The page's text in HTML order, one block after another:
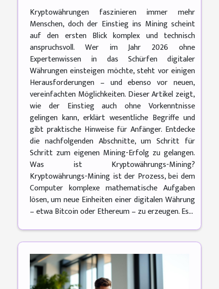
Kryptowährungen faszinieren immer mehr
Menschen, doch der Einstieg ins Mining scheint
auf den ersten Blick komplex und technisch
anspruchsvoll. Wer im Jahr 2026 ohne
Expertenwissen in das Schürfen digitaler
Währungen einsteigen möchte, steht vor einigen
Herausforderungen – und ebenso vor neuen,
vereinfachten Möglichkeiten. Dieser Artikel zeigt,
wie der Einstieg auch ohne Vorkenntnisse
gelingen kann, erklärt wesentliche Begriffe und
gibt praktische Hinweise für Anfänger. Entdecke
die nachfolgenden Abschnitte, um Schritt für
Schritt zum eigenen Mining-Erfolg zu gelangen.
Was ist Kryptowährungs-Mining?
Kryptowährungs-Mining ist der Prozess, bei dem
Computer komplexe mathematische Aufgaben
lösen, um neue Einheiten einer digitalen Währung
– etwa Bitcoin oder Ethereum – zu erzeugen. Es...